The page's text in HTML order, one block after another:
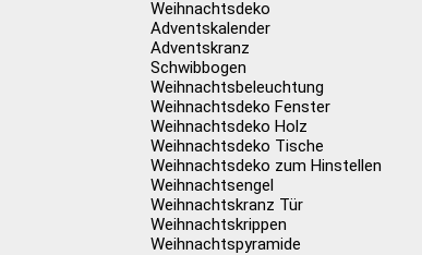
Weihnachtsdeko
Adventskalender
Adventskranz
Schwibbogen
Weihnachtsbeleuchtung
Weihnachtsdeko Fenster
Weihnachtsdeko Holz
Weihnachtsdeko Tische
Weihnachtsdeko zum Hinstellen
Weihnachtsengel
Weihnachtskranz Tür
Weihnachtskrippen
Weihnachtspyramide